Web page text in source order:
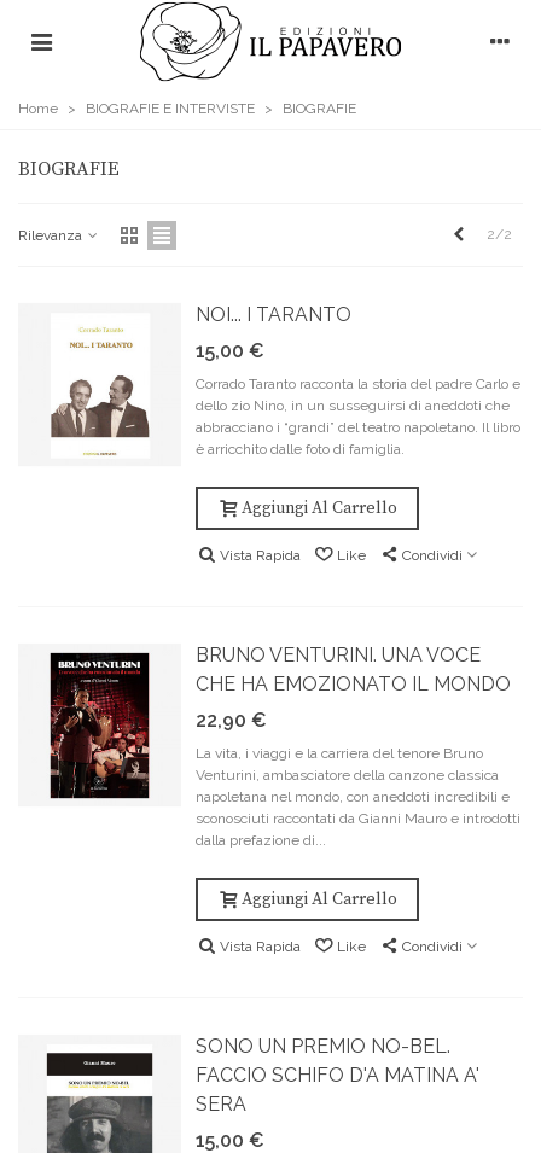
Home > BIOGRAFIE E INTERVISTE > BIOGRAFIE
BIOGRAFIE
Rilevanza Precedente
2/2
NOI... I TARANTO
15,00 €
Corrado Taranto racconta la storia del padre Carlo e
dello zio Nino, in un susseguirsi di aneddoti che
abbracciano i “grandi” del teatro napoletano. Il libro
è arricchito dalle foto di famiglia.
Aggiungi Al Carrello
Vista Rapida Like Condividi
BRUNO VENTURINI. UNA VOCE
CHE HA EMOZIONATO IL MONDO
22,90 €
La vita, i viaggi e la carriera del tenore Bruno
Venturini, ambasciatore della canzone classica
napoletana nel mondo, con aneddoti incredibili e
sconosciuti raccontati da Gianni Mauro e introdotti
dalla prefazione di...
Aggiungi Al Carrello
Vista Rapida Like Condividi
SONO UN PREMIO NO-BEL.
FACCIO SCHIFO D'A MATINA A'
SERA
15,00 €